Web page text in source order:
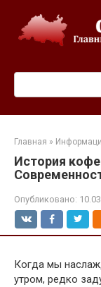
контенту
Главная »
История
Опубликовано:
Когда мы
утром, редко